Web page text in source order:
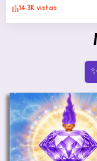
14.3K vistas